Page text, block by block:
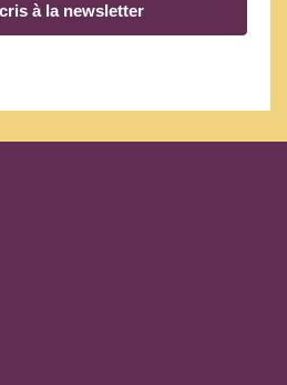
à la newsletter